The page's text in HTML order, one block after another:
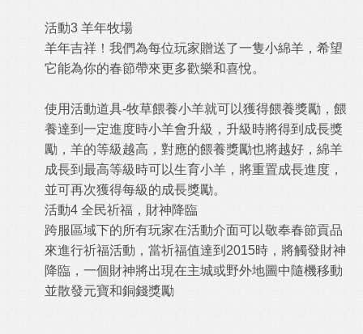
活動3 羊年牧場
羊年吉祥！我們為每位玩家贈送了一隻小綿羊，希望
它能為你的春節帶來更多歡樂和喜悅。
使用活動道具-牧草餵養小羊就可以獲得餵養獎勵，餵
養達到一定進度時小羊會升級，升級時將得到成長獎
勵，羊的等級越高，對應的餵養獎勵也將越好，綿羊
成長到最高等級時可以生育小羊，將重置成長進度，
並可再次獲得每級的成長獎勵。
活動4 全民祈福，財神降臨
跨服區域下的所有玩家在活動介面可以敬奉春節貢品
來進行祈福活動，當祈福值達到2015時，將觸發財神
降臨，一個財神將出現在主城或野外地圖中隨機移動
並散發元寶和銅錢獎勵